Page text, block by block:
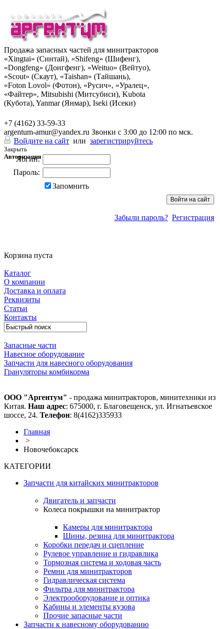
Продажа запасных частей для минитракторов
«Xingtai» (Синтай), «Shifeng» (Шифенг),
«Dongfeng» (Донгфенг), «Weituo» (Вейтуо),
«Scout» (Скаут), «Taishan» (Тайшань),
«Foton Lovol» (Фотон), «Русич», «Уралец»,
«Файтер», Mitsubishi (Митсубиси), Kubota
(Кубота), Yanmar (Янмар), Iseki (Исеки)
+7 (4162) 33-59-33
argentum-amur@yandex.ru Звонки с 3:00 до 12:00 по мск.
Войдите на сайт или зарегистрируйтесь
Закрыть
Авторизация
Логин:
Пароль:
Запомнить
Забыли пароль? Регистрация
Корзина пуста
Каталог
О компании
Доставка и оплата
Реквизиты
Статьи
Контакты
Запасные части
Навесное оборудование
Запчасти для навесного оборудования
Грануляторы комбикорма
ООО "Аргентум" - продажа минитракторов, минитехники из
Китая. Наш адрес: 675000, г. Благовещенск, ул. Игнатьевское
шоссе, 24. Телефон: 8(4162)335933
Главная
>
Новочебоксарск
КАТЕГОРИИ
Запчасти для китайских минитракторов
Двигатель и запчасти
Колеса покрышки на минитрактор
Камеры для минитрактора
Шины, резина для минитрактора
Коробки передач и сцепление
Рулевое управление и гидравлика
Тормозная система и ходовая часть
Ремни для минитракторов
Гидравлическая система
Фильтра для минитрактора
Электрооборудование и оптика
Кабины и элементы кузова
Прочие запасные части
Запчасти к навесному оборудованию